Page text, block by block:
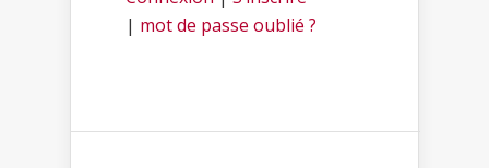
| mot de passe oublié ?